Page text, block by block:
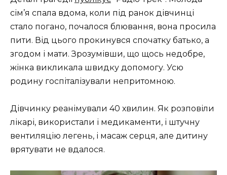
сім’я спала вдома, коли під ранок дівчинці
стало погано, почалося блювання, вона просила
пити. Від цього прокинувся спочатку батько, а
згодом і мати. Зрозумівши, що щось недобре,
жінка викликала швидку допомогу. Усю
родину госпіталізували непритомною.
Дівчинку реанімували 40 хвилин. Як розповіли
лікарі, використали і медикаменти, і штучну
вентиляцію легень, і масаж серця, але дитину
врятувати не вдалося.